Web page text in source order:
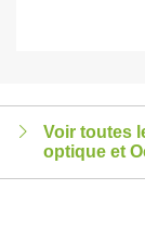
Voir toutes
optique et